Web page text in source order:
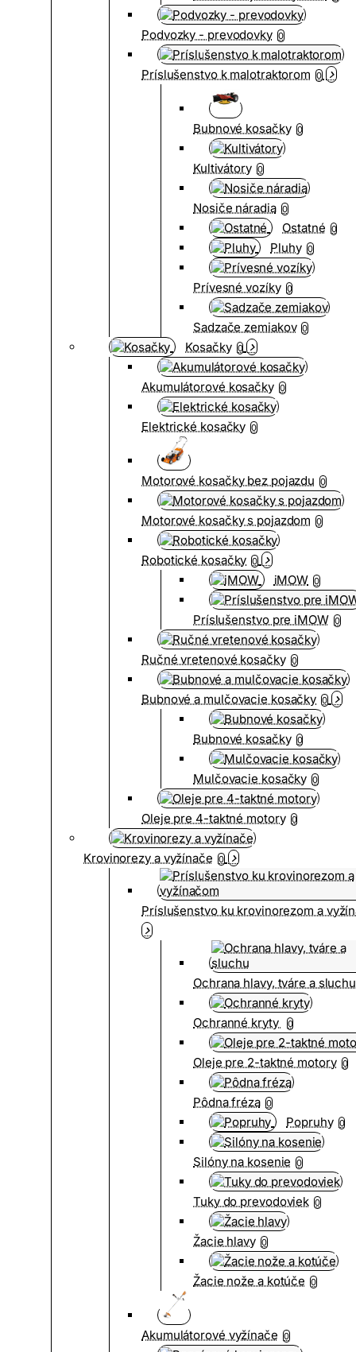
Podvozky - prevodovky 0
Príslušenstvo k malotraktorom 0
Bubnové kosačky 0
Kultivátory 0
Nosiče náradia 0
Ostatné 0
Pluhy 0
Prívesné vozíky 0
Sadzače zemiakov 0
Kosačky 0
Akumulátorové kosačky 0
Elektrické kosačky 0
Motorové kosačky bez pojazdu 0
Motorové kosačky s pojazdom 0
Robotické kosačky 0
iMOW 0
Príslušenstvo pre iMOW 0
Ručné vretenové kosačky 0
Bubnové a mulčovacie kosačky 0
Bubnové kosačky 0
Mulčovacie kosačky 0
Oleje pre 4-taktné motory 0
Krovinorezy a vyžínače 0
Príslušenstvo ku krovinorezom a
Ochrana hlavy, tváre a sluchu
Ochranné kryty 0
Oleje pre 2-taktné motory 0
Pôdna fréza 0
Popruhy 0
Silóny na kosenie 0
Tuky do prevodoviek 0
Žacie hlavy 0
Žacie nože a kotúče 0
Akumulátorové vyžínače 0